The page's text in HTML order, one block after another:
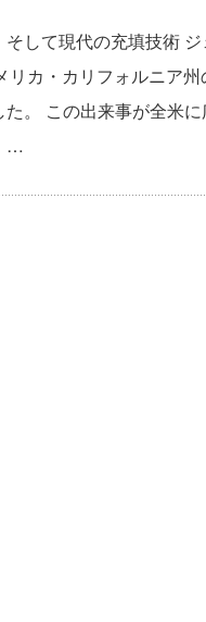
して現代の充填技術
リカ・カリフォルニア
。 この出来事が全米
…